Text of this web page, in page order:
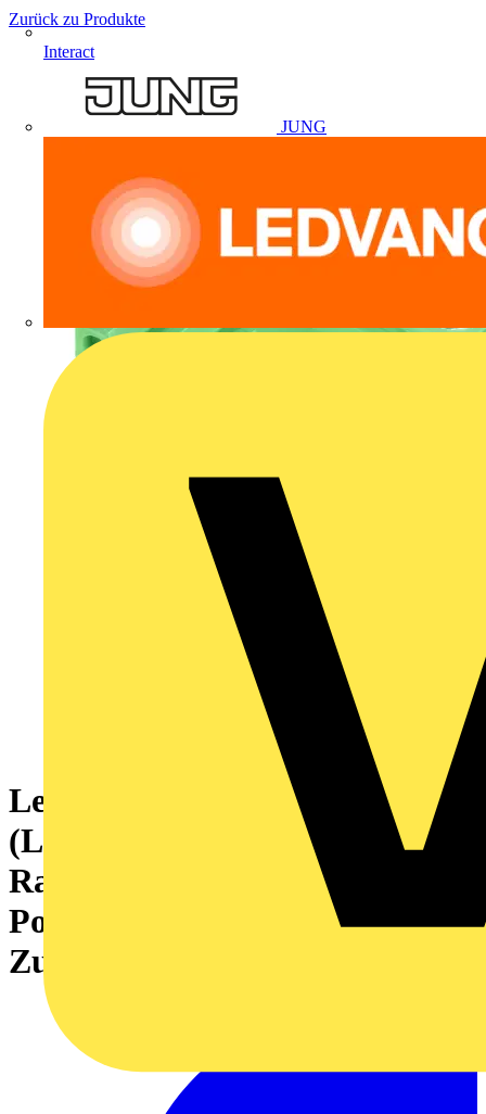
Interact
JUNG
Zurück zu Produkte
Leiterplattensteckverbinder
(Leiteranschluss), 320 V, 22 A,
Raster in mm: 5.08, 4 mm²,
Polzahl: 20,
Zugbügelanschluss, Box